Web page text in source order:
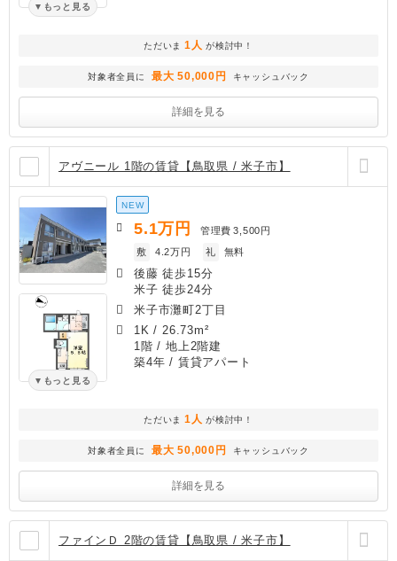
もっと見る
ただいま 1人 が検討中！
対象者全員に 最大 50,000円 キャッシュバック
詳細を見る
アヴニール 1階の賃貸【鳥取県 / 米子市】
もっと見る
NEW
5.1万円 管理費 3,500円
敷
4.2万円 礼 無料
後藤 徒歩15分
米子 徒歩24分
米子市灘町2丁目
1K / 26.73m²
1階 / 地上2階建
築4年 / 賃貸アパート
ただいま 1人 が検討中！
対象者全員に 最大 50,000円 キャッシュバック
詳細を見る
ファインＤ 2階の賃貸【鳥取県 / 米子市】